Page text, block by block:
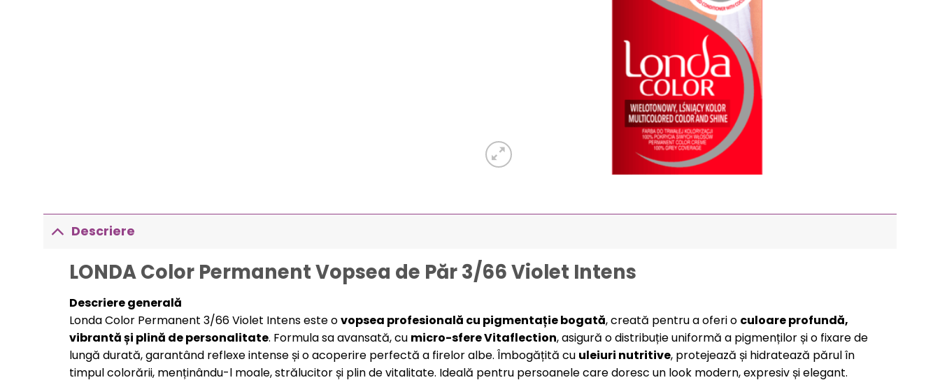
Descriere
LONDA Color Permanent Vopsea de Păr 3/66 Violet Intens
Descriere generală
Londa Color Permanent 3/66 Violet Intens este ovopsea profesională cu pigmentație bogată, creată pentru a oferi o culoare profundă,
vibrantă și plină de personalitate. Formula sa avansată, cu micro-sfere Vitaflection, asigură o distribuție uniformă a pigmenților și o fixare de
lungă durată, garantând reflexe intense și o acoperire perfectă a firelor albe. Îmbogățită cu uleiuri nutritive, protejează și hidratează părul în
timpul colorării, menținându-l moale, strălucitor și plin de vitalitate. Ideală pentru persoanele care doresc un look modern, expresiv și elegant.